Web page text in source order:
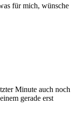
für mich, wünsche
Minute auch noch
gerade erst